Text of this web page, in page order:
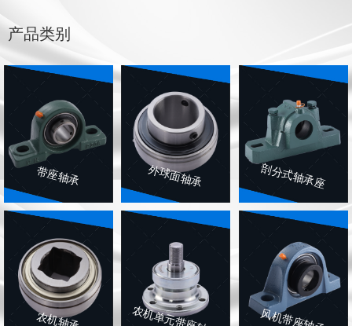
产品类别
带座轴承 外球面轴承 剖分式轴承座